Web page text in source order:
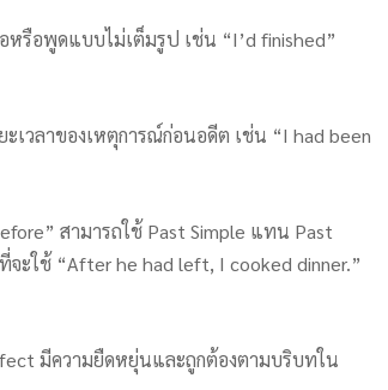
รือพูดแบบไม่เต็มรูป เช่น “I’d finished”
เวลาของเหตุการณ์ก่อนอดีต เช่น “I had been
สามารถใช้ Past Simple แทน Past
ะใช้ “After he had left, I cooked dinner.”
มีความยืดหยุ่นและถูกต้องตามบริบทใน